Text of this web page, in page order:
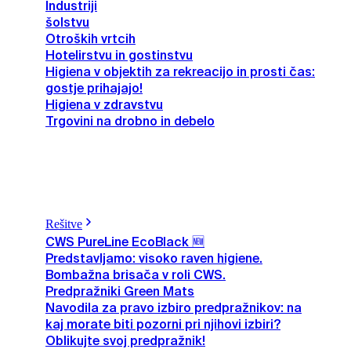
Industriji
šolstvu
Otroških vrtcih
Hotelirstvu in gostinstvu
Higiena v objektih za rekreacijo in prosti čas:
gostje prihajajo!
Higiena v zdravstvu
Trgovini na drobno in debelo
Rešitve
CWS PureLine EcoBlack 🆕
Predstavljamo: visoko raven higiene.
Bombažna brisača v roli CWS.
Predpražniki Green Mats
Navodila za pravo izbiro predpražnikov: na
kaj morate biti pozorni pri njihovi izbiri?
Oblikujte svoj predpražnik!